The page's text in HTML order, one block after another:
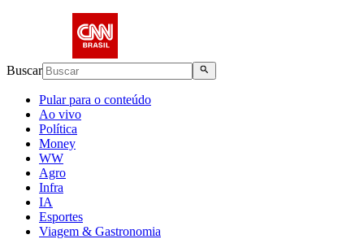
Buscar
Pular para o conteúdo
Ao vivo
Política
Money
WW
Agro
Infra
IA
Esportes
Viagem & Gastronomia